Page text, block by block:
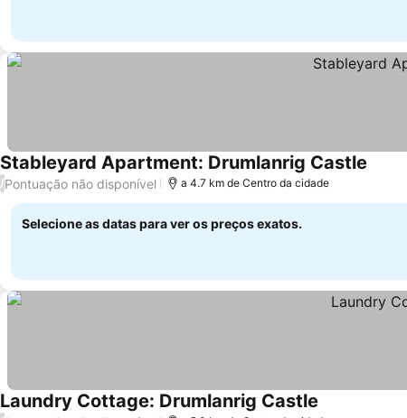
Stableyard Apartment: Drumlanrig Castle
/Pontuação não disponível a 4.7 km de Centro da cidade
Selecione as datas para ver os preços exatos.
Laundry Cottage: Drumlanrig Castle